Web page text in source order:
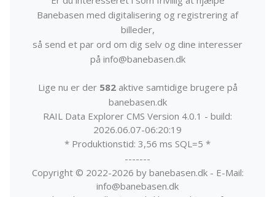
Banebasen med digitalisering og registrering af
billeder,
så send et par ord om dig selv og dine interesser
på info@banebasen.dk
Lige nu er der 582aktive samtidige brugere på
banebasen.dk
RAIL Data Explorer CMS Version 4.0.1 - build:
2026.06.07-06:20:19
* Produktionstid: 3,56 ms SQL=5 *
-------
Copyright © 2022-2026 by banebasen.dk - E-Mail:
info@banebasen.dk